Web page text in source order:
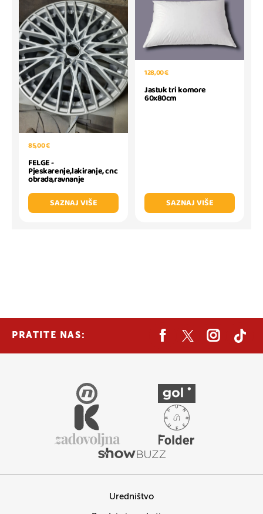
85,00 €
FELGE -
Pjeskarenje,lakiranje, cnc
obrada,ravnanje
SAZNAJ VIŠE
128,00 €
Jastuk tri komore
60x80cm
SAZNAJ VIŠE
PRATITE NAS:
Uredništvo